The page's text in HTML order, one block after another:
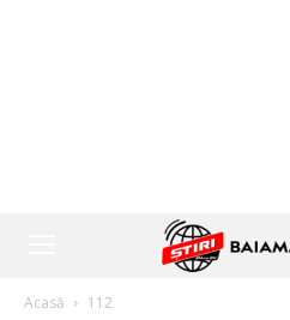
Acasă 112